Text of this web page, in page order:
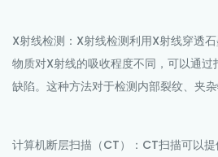
X射线检测：X射线检测利用X射线穿透
物质对X射线的吸收程度不同，可以通
缺陷。这种方法对于检测内部裂纹、夹杂
计算机断层扫描（CT）：CT扫描可以